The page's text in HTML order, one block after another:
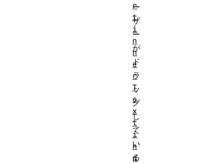
ー
ザ
ー
が
ド
ラ
ッ
グ
し
て
い
る
r
t
i
n
n
e
r
T
e
x
t
i
n
p